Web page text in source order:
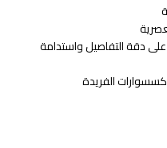
دقة التفاصيل واستدامة
الفريدة